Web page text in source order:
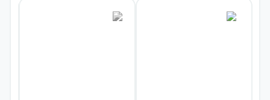
را برای شکل‌گیری بحث‌های تازه درباره اصلاح و